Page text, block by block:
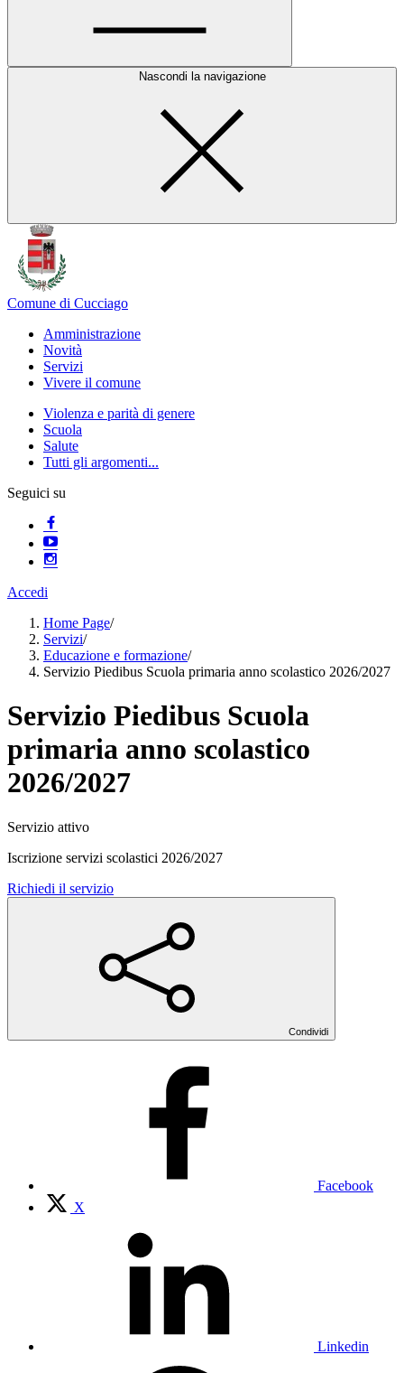
Nascondi la navigazione
Comune di Cucciago
Amministrazione
Novità
Servizi
Vivere il comune
Violenza e parità di genere
Scuola
Salute
Tutti gli argomenti...
Seguici su
Accedi
Home Page/
Servizi/
Educazione e formazione/
Servizio Piedibus Scuola primaria anno scolastico 2026/2027
Servizio Piedibus Scuola
primaria anno scolastico
2026/2027
Servizio attivo
Iscrizione servizi scolastici 2026/2027
Richiedi il servizio
Condividi
Facebook
X
Linkedin